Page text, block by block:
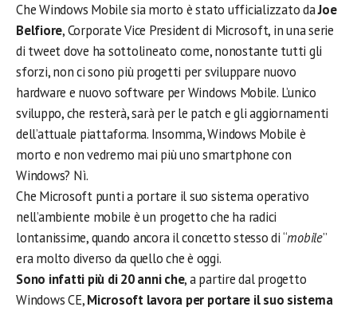
Che Windows Mobile sia morto è stato ufficializzato daJoe
Belfiore, Corporate Vice President di Microsoft, in una serie
di tweet dove ha sottolineato come, nonostante tutti gli
sforzi, non ci sono più progetti per sviluppare nuovo
hardware e nuovo software per Windows Mobile. L’unico
sviluppo, che resterà, sarà per le patch e gli aggiornamenti
dell’attuale piattaforma. Insomma, Windows Mobile è
morto e non vedremo mai più uno smartphone con
Windows? Nì.
Che Microsoft punti a portare il suo sistema operativo
nell’ambiente mobile è un progetto che ha radici
lontanissime, quando ancora il concetto stesso di “mobile”
era molto diverso da quello che è oggi.
Sono infatti più di 20 anni che, a partire dal progetto
Windows CE,Microsoft lavora per portare il suo sistema